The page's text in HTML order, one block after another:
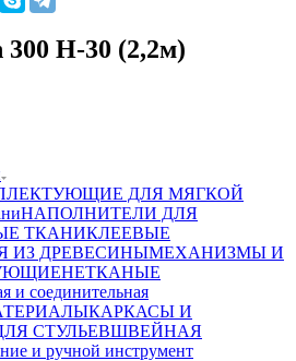
H-30 (2,2м)
ДЛЯ МЯГКОЙ
НАПОЛНИТЕЛИ ДЛЯ
ТКАНИКЛЕЕВЫЕ
ИЗ ДРЕВЕСИНЫМЕХАНИЗМЫ И
НЕТКАНЫЕ
и соединительная
КАРКАСЫ И
СТУЛЬЕВШВЕЙНАЯ
и ручной инструмент